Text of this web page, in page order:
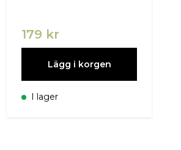
179 kr
Lägg i korgen
I lager